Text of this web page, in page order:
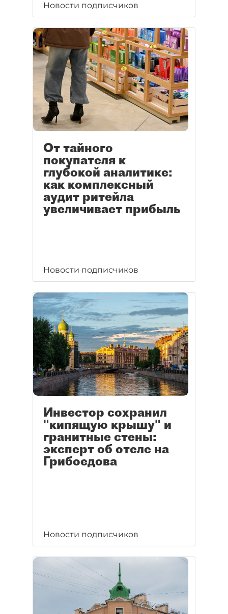
Новости подписчиков
От тайного
покупателя к
глубокой аналитике:
как комплексный
аудит ритейла
увеличивает прибыль
Новости подписчиков
Инвестор сохранил
"кипящую крышу" и
гранитные стены:
эксперт об отеле на
Грибоедова
Новости подписчиков